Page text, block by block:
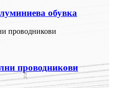
обувка
проводникови